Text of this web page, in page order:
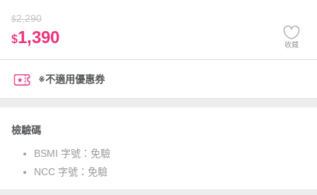
$2,290
$1,390 收藏
※不適用優惠券
檢驗碼
BSMI 字號： 免驗
NCC 字號： 免驗